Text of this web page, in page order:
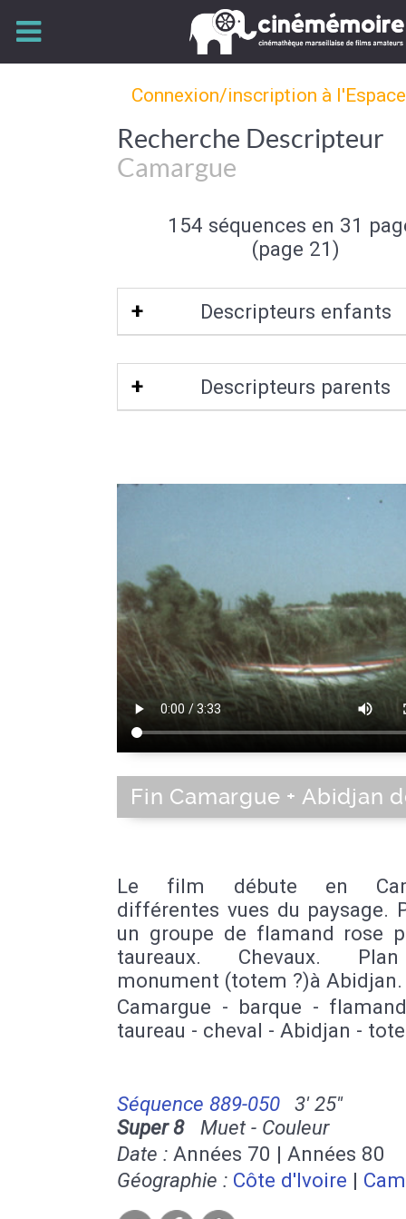
Connexion/inscription à
Recherche Descripteur
Camargue
154 séquences en 31
(page 21)
Descripteurs enfants
Salin-de-Giraud|Saintes-Maries-
Descripteurs parents
Fin Camargue + Abidjan
Le film débute en
différentes vues du paysage.
un groupe de flamand rose
taureaux. Chevaux.
monument (totem ?)à Abidjan.
Camargue - barque -
taureau - cheval - Abidjan -
Séquence 889-050
3' 25''
Super 8Muet - Couleur
Date : Années 70 | Années 80
Géographie : Côte d'Ivoire |